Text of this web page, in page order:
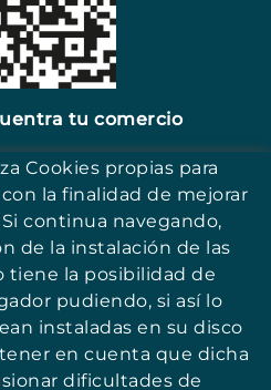
tu comercio
Sant Antoni (Girona)
I QUALITAT DEL COMERÇ DE SANT
Cookies propias para
la finalidad de mejorar
continua navegando,
de la instalación de las
tiene la posibilidad de
pudiendo, si así lo
instaladas en su disco
en cuenta que dicha
dificultades de